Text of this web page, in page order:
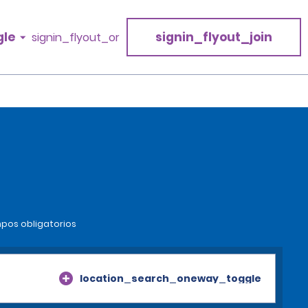
signin_flyout_or signin_flyout_join
obligatorios
location_search_oneway_toggle